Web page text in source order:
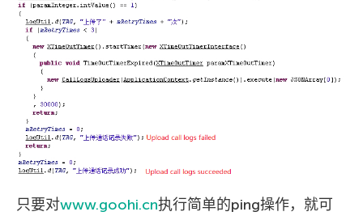
只要对www.goohi.cn执行简单的ping操作，就可